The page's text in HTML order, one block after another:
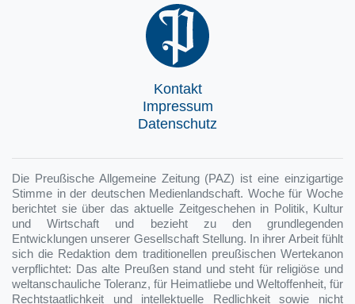
Kontakt
Impressum
Datenschutz
Die Preußische Allgemeine Zeitung (PAZ) ist eine einzigartige
Stimme in der deutschen Medienlandschaft. Woche für Woche
berichtet sie über das aktuelle Zeitgeschehen in Politik, Kultur
und Wirtschaft und bezieht zu den grundlegenden
Entwicklungen unserer Gesellschaft Stellung. In ihrer Arbeit fühlt
sich die Redaktion dem traditionellen preußischen Wertekanon
verpflichtet: Das alte Preußen stand und steht für religiöse und
weltanschauliche Toleranz, für Heimatliebe und Weltoffenheit, für
Rechtstaatlichkeit und intellektuelle Redlichkeit sowie nicht